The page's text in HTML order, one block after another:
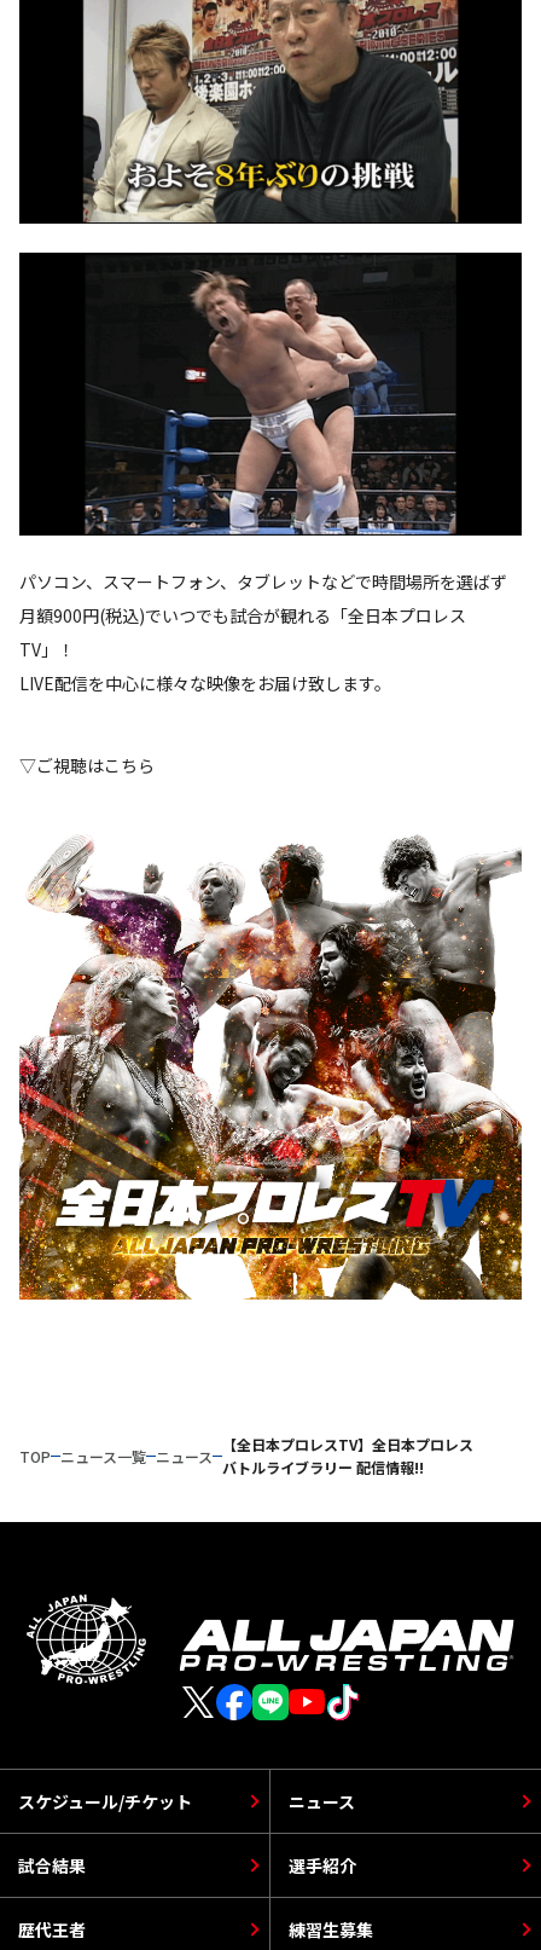
パソコン、スマートフォン、タブレットなどで時間場所を選ばず
月額900円(税込)でいつでも試合が観れる「全日本プロレス
TV」！
LIVE配信を中心に様々な映像をお届け致します。
▽ご視聴はこちら
TOP ニュース一覧 ニュース
【全日本プロレスTV】全日本プロレス
バトルライブラリー 配信情報!!
スケジュール/チケット
選手紹介
ニュース
歴代王者
試合結果
練習生募集